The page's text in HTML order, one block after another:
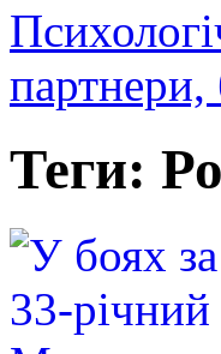
партнери,
Теги: